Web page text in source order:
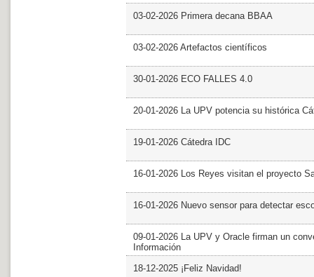
03-02-2026 Primera decana BBAA
03-02-2026 Artefactos científicos
30-01-2026 ECO FALLES 4.0
20-01-2026 La UPV potencia su histórica
19-01-2026 Cátedra IDC
16-01-2026 Los Reyes visitan el proyecto
16-01-2026 Nuevo sensor para detectar
09-01-2026 La UPV y Oracle firman un
Información
18-12-2025 ¡Feliz Navidad!